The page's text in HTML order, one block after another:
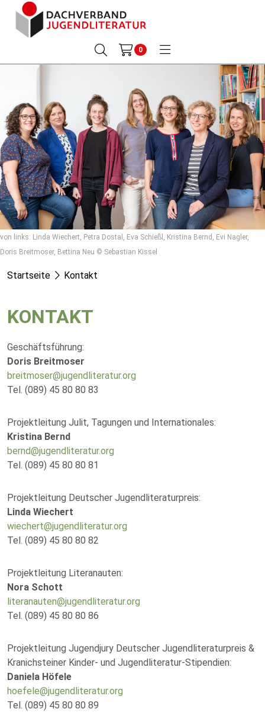
0
von links: Linda Wiechert, Petra Dostal, Eva Schießl, Kristina Bernd, Evi Nagler,
Doris Breitmoser, Bettina Neu © Sebastian Kissel
Startseite Kontakt
KONTAKT
Geschäftsführung:
Doris Breitmoser
breitmoser@jugendliteratur.org
Tel. (089) 45 80 80 83
Projektleitung Julit, Tagungen und Internationales:
Kristina Bernd
bernd@jugendliteratur.org
Tel. (089) 45 80 80 81
Projektleitung Deutscher Jugendliteraturpreis:
Linda Wiechert
wiechert@jugendliteratur.org
Tel. (089) 45 80 80 82
Projektleitung Literanauten:
Nora Schott
literanauten@jugendliteratur.org
Tel. (089) 45 80 80 86
Projektleitung Jugendjury Deutscher Jugendliteraturpreis &
Kranichsteiner Kinder- und Jugendliteratur-Stipendien:
Daniela Höfele
hoefele@jugendliteratur.org
Tel. (089) 45 80 80 89